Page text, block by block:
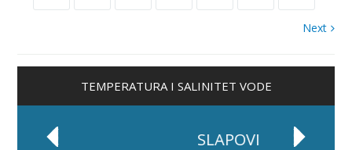
Next
TEMPERATURA I SALINITET VODE
SLAPOVI